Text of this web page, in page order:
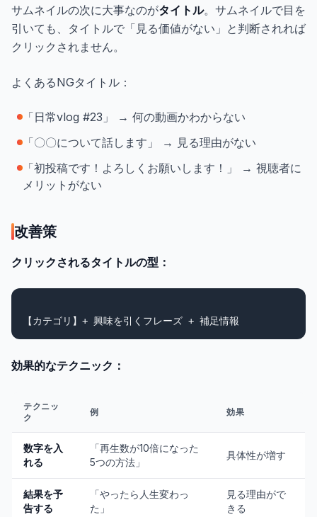
サムネイルの次に大事なのがタイトル。サムネイルで目を
引いても、タイトルで「見る価値がない」と判断されれば
クリックされません。
よくあるNGタイトル：
「日常vlog #23」 → 何の動画かわからない
「〇〇について話します」 → 見る理由がない
「初投稿です！よろしくお願いします！」 → 視聴者に
メリットがない
改善策
クリックされるタイトルの型：
効果的なテクニック：
テクニッ
ク
例 効果
数字を入
れる
「再生数が10倍になった
5つの方法」
具体性が増す
結果を予
告する
「やったら人生変わっ
た」
見る理由がで
きる